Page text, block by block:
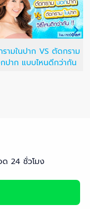
ามในปาก VS ตัดกราม
ปาก แบบไหนดีกว่ากัน
ด 24 ชั่วโมง